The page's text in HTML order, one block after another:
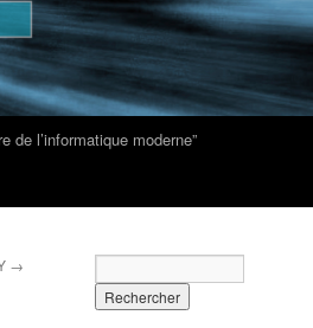
de l’informatique moderne”
→